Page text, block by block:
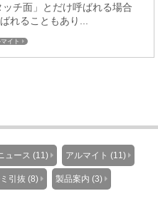
チ面」とだけ呼ばれる場合
れることもあり...
イト
ュース (11) アルマイト (11)
引抜 (8) 製品案内 (3)